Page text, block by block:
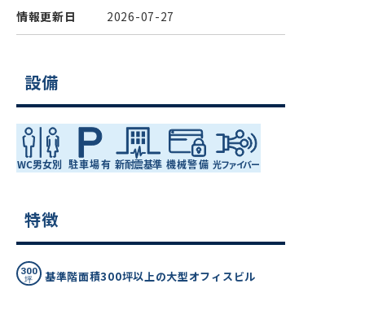
情報更新日 2026-07-27
設備
特徴
基準階面積300坪以上の大型オフィスビル